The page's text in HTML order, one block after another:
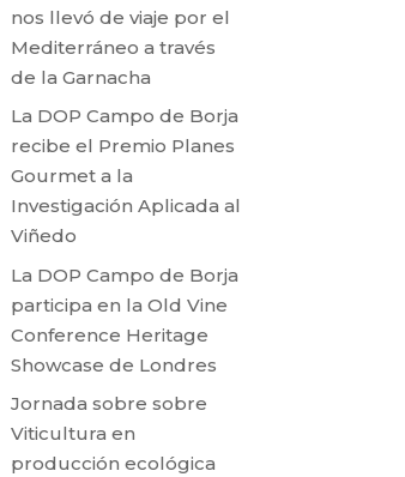
nos llevó de viaje por el
Mediterráneo a través
de la Garnacha
La DOP Campo de Borja
recibe el Premio Planes
Gourmet a la
Investigación Aplicada al
Viñedo
La DOP Campo de Borja
participa en la Old Vine
Conference Heritage
Showcase de Londres
Jornada sobre sobre
Viticultura en
producción ecológica